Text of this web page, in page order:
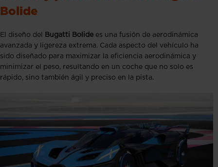
Bolide
El diseño del Bugatti Bolide es una fusión de aerodinámica
avanzada y ligereza extrema. Cada aspecto del vehículo ha
sido diseñado para maximizar la eficiencia aerodinámica y
minimizar el peso, resultando en un coche que no solo es
rápido, sino también ágil y preciso en la pista.